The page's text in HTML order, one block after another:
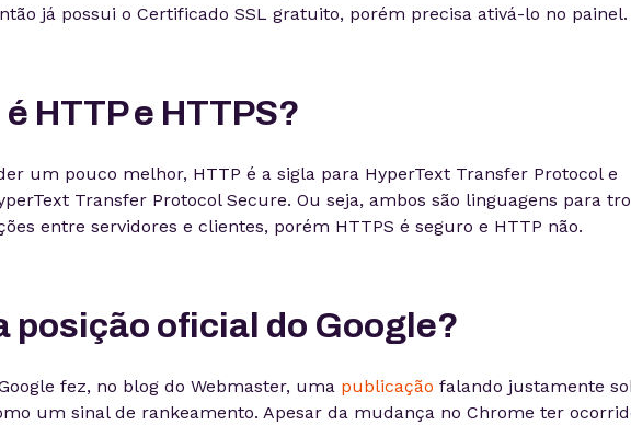
já possui o Certificado SSL gratuito, porém precisa ativá-lo no painel.
HTTP e HTTPS?
um pouco melhor, HTTP é a sigla para HyperText Transfer Protocol e
Transfer Protocol Secure. Ou seja, ambos são linguagens para
entre servidores e clientes, porém HTTPS é seguro e HTTP não.
posição oficial do Google?
fez, no blog do Webmaster, uma publicação falando justamente
um sinal de rankeamento. Apesar da mudança no Chrome ter